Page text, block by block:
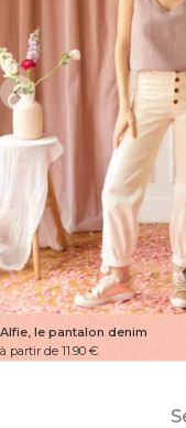
Alfie, le pantalon denim
à partir de 11.90 €